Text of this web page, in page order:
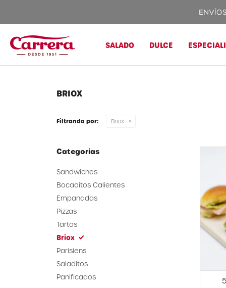
SALADO DULCE
BRIOX
Filtrando por: Briox
Categorías
Sandwiches
Bocaditos Calientes
Empanadas
Pizzas
Tartas
Briox
Parisiens
Saladitos
Panificados